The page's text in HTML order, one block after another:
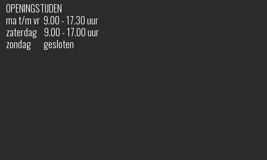
OPENINGSTIJDEN
ma t/m vr 9.00 - 17.30 uur
zaterdag 9.00 - 17.00 uur
zondag gesloten